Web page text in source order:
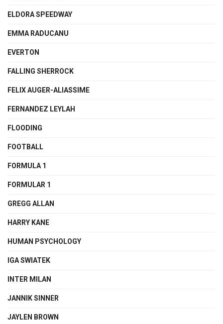
ELDORA SPEEDWAY
EMMA RADUCANU
EVERTON
FALLING SHERROCK
FELIX AUGER-ALIASSIME
FERNANDEZ LEYLAH
FLOODING
FOOTBALL
FORMULA 1
FORMULAR 1
GREGG ALLAN
HARRY KANE
HUMAN PSYCHOLOGY
IGA SWIATEK
INTER MILAN
JANNIK SINNER
JAYLEN BROWN